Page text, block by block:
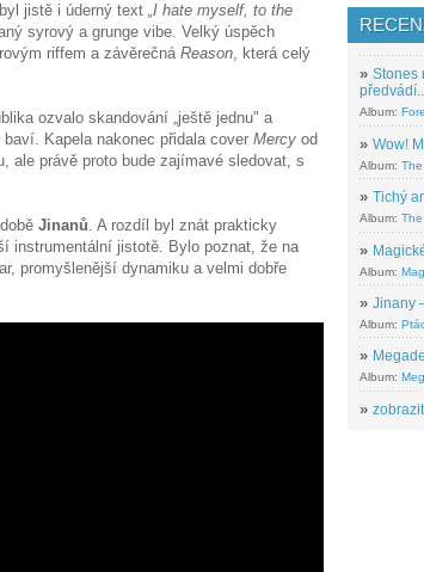
jistě i úderný text „I hate myself, to the
syrový a grunge vibe. Velký úspěch
riffem a závěrečná Reason, která celý
ozvalo skandování „ještě jednu" a
Kapela nakonec přidala cover Mercy od
ale právě proto bude zajímavé sledovat, s
Jinanů. A rozdíl byl znát prakticky
instrumentální jistotě. Bylo poznat, že na
promyšlenější dynamiku a velmi dobře
» Stones
Album:
» Wow!
Album:
» Tichý
Album:
»
Album:
» Jinany
Album:
»
Album:
»